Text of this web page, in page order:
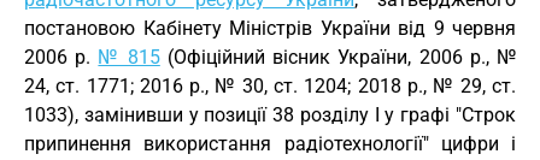
постановою Кабінету Міністрів України від 9 червня
2006 р. № 815(Офіційний вісник України, 2006 р., №
24, ст. 1771; 2016 р., № 30, ст. 1204; 2018 р., № 29, ст.
1033), замінивши у позиції 38 розділу I у графі "Строк
припинення використання радіотехнології" цифри і